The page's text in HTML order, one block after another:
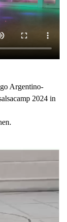
Argentino-
2024 in